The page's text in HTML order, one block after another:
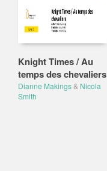
Knight Times / Au
temps des chevaliers
Dianne Makings& Nicola
Smith